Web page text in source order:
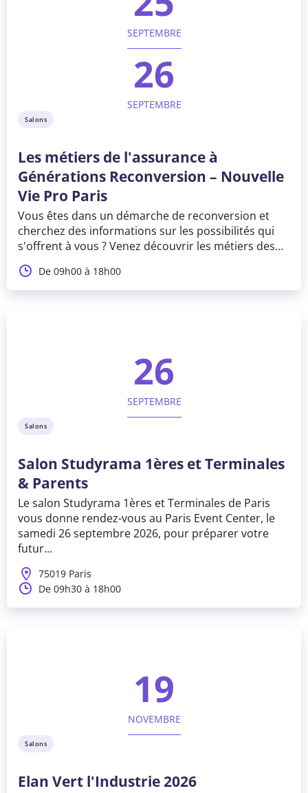
SEPTEMBRE
26
SEPTEMBRE
Salons
Les métiers de l'assurance à
Générations Reconversion – Nouvelle
Vie Pro Paris
Vous êtes dans un démarche de reconversion et
cherchez des informations sur les possibilités qui
s'offrent à vous ? Venez découvrir les métiers des...
De 09h00 à 18h00
26
SEPTEMBRE
Salons
Salon Studyrama 1ères et Terminales
& Parents
Le salon Studyrama 1ères et Terminales de Paris
vous donne rendez-vous au Paris Event Center, le
samedi 26 septembre 2026, pour préparer votre
futur...
75019 Paris
De 09h30 à 18h00
19
NOVEMBRE
Salons
Elan Vert l'Industrie 2026